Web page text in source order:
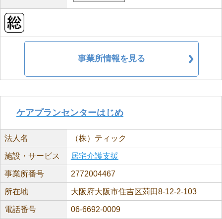
事業所情報を見る
ケアプランセンターはじめ
法人名 （株）ティック
施設・サービス 居宅介護支援
事業所番号 2772004467
所在地 大阪府大阪市住吉区苅田8-12-2-103
電話番号 06-6692-0009